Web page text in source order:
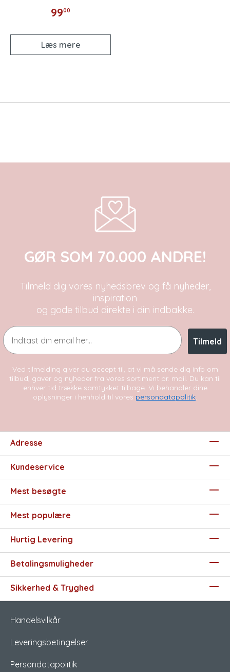
9900
Læs mere
GØR SOM 70.000 ANDRE!
Tilmeld dig vores nyhedsbrev og få nyheder,
inspiration
og gode tilbud direkte i din indbakke.
Email
Tilmeld
Ved tilmelding giver du accept til, at vi må sende dig info om
tilbud, gaver og nyheder fra vores sortiment pr. mail. Du kan til
enhver tid trække samtykket tilbage. Vi behandler dine
oplysninger i henhold til vores persondatapolitik.
Adresse
Kundeservice
Mest besøgte
Mest populære
Hurtig Levering
Betalingsmuligheder
Sikkerhed & Tryghed
Handelsvilkår
Leveringsbetingelser
Persondatapolitik